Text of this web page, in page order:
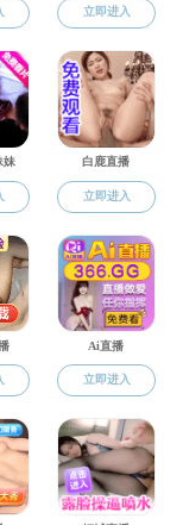
在生活
让“子弹
幸福无
幸福
优雅，
遇见更
时间见
活着，